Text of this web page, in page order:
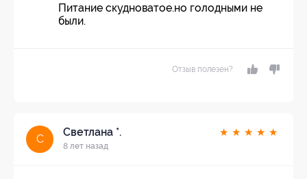
Питание скудноватое.но голодными не
были.
Отзыв полезен?
С
Светлана *.
8 лет назад
★ ★ ★ ★ ★